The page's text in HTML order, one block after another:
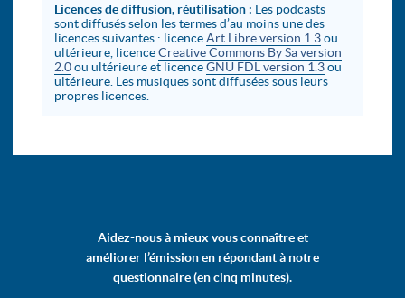
Licences de diffusion, réutilisation : Les podcasts
sont diffusés selon les termes d’au moins une des
licences suivantes : licenceArt Libre version 1.3ou
ultérieure, licenceCreative Commons By Sa version
2.0ou ultérieure et licenceGNU FDL version 1.3ou
ultérieure. Les musiques sont diffusées sous leurs
propres licences.
Aidez-nous à mieux vous connaître et
améliorer l’émission en répondant à notre
questionnaire (en cinq minutes).